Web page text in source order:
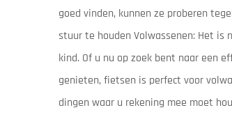
goed vinden, kunnen ze proberen
stuur te houden Volwassenen: Het
kind. Of u nu op zoek bent naar een
genieten, fietsen is perfect voor
dingen waar u rekening mee moet